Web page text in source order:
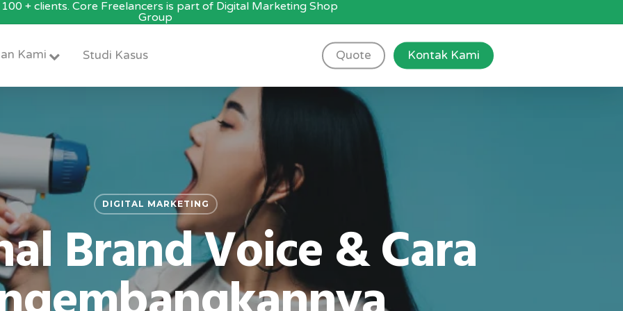
+ clients. Core Freelancers is part of Digital Marketing Shop
Group
Kami Studi Kasus Quote Kontak Kami
DIGITAL MARKETING
Brand Voice & Cara